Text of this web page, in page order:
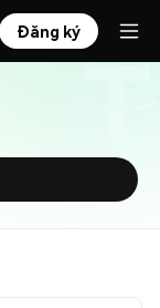
Đăng ký